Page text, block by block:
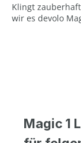
Klingt
wir es devolo
Magic 1